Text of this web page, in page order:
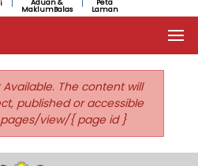
Aduan &
MaklumBalas
Peta
Laman
The content will
published or accessible
pages/view/{ page id }